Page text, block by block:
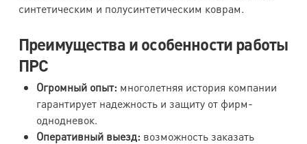
синтетическим и полусинтетическим коврам.
Преимущества и особенности работы
ПРС
Огромный опыт: многолетняя история компании
гарантирует надежность и защиту от фирм-
однодневок.
Оперативный выезд: возможность заказать